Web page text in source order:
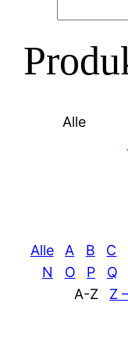
h
e
Alle
Alle A B C
N
O P Q
A-Z
Z